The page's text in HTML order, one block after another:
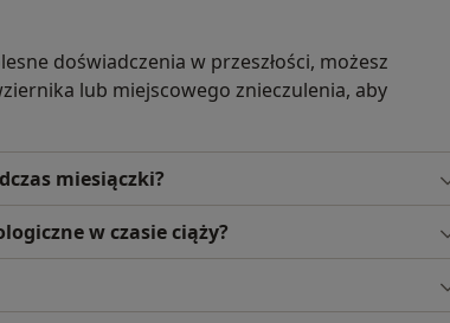
doświadczenia w przeszłości, możesz
lub miejscowego znieczulenia, aby
miesiączki?
w czasie ciąży?